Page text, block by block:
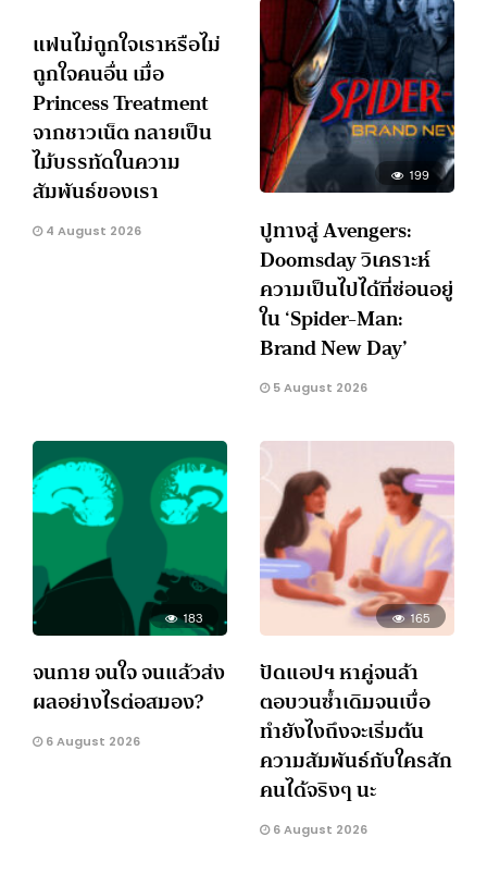
แฟนไม่ถูกใจเราหรือไม่
ถูกใจคนอื่น เมื่อ
Princess Treatment
จากชาวเน็ต กลายเป็น
ไม้บรรทัดในความ
สัมพันธ์ของเรา
4 August 2026
199
ปูทางสู่ Avengers:
Doomsday วิเคราะห์
ความเป็นไปได้ที่ซ่อนอยู่
ใน ‘Spider-Man:
Brand New Day’
5 August 2026
183
จนกาย จนใจ จนแล้วส่ง
ผลอย่างไรต่อสมอง?
6 August 2026
165
ปัดแอปฯ หาคู่จนล้า
ตอบวนซ้ำเดิมจนเบื่อ
ทำยังไงถึงจะเริ่มต้น
ความสัมพันธ์กับใครสัก
คนได้จริงๆ นะ
6 August 2026